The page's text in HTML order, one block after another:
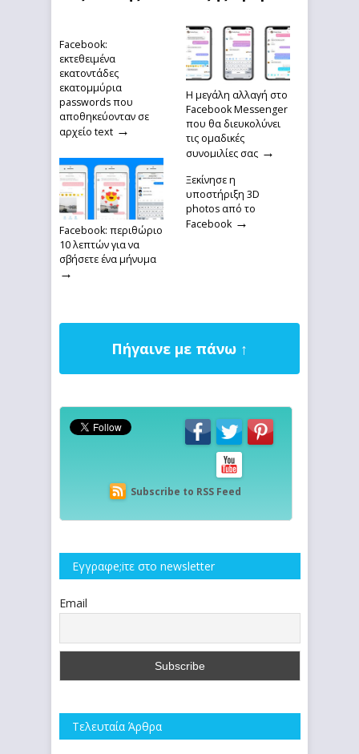
Facebook:
εκτεθειμένα
εκατοντάδες
εκατομμύρια
passwords που
αποθηκεύονταν σε
αρχείο text →
Η μεγάλη αλλαγή στο
Facebook Messenger
που θα διευκολύνει
τις ομαδικές
συνομιλίες σας →
Facebook: περιθώριο
10 λεπτών για να
σβήσετε ένα μήνυμα
→
Ξεκίνησε η
υποστήριξη 3D
photos από το
Facebook →
Πήγαινε με πάνω ↑
Subscribe to RSS Feed
Εγγραφe;iτε στο newsletter
Email
Τελευταία Άρθρα